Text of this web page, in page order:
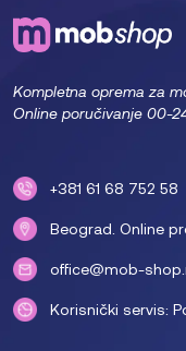
Kompletna oprema za
Online poručivanje 00-
+381 61 68 752 58
Beograd. Online
office@mob-
Korisnički servis: